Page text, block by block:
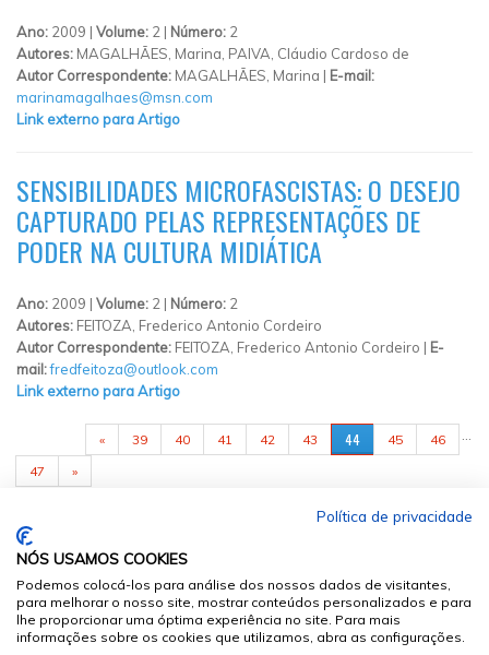
Ano: 2009 | Volume: 2 | Número: 2
Autores: MAGALHÃES, Marina, PAIVA, Cláudio Cardoso de
Autor Correspondente: MAGALHÃES, Marina | E-mail:
marinamagalhaes@msn.com
Link externo para Artigo
SENSIBILIDADES MICROFASCISTAS: O DESEJO
CAPTURADO PELAS REPRESENTAÇÕES DE
PODER NA CULTURA MIDIÁTICA
Ano: 2009 | Volume: 2 | Número: 2
Autores: FEITOZA, Frederico Antonio Cordeiro
Autor Correspondente: FEITOZA, Frederico Antonio Cordeiro | E-
mail:fredfeitoza@outlook.com
Link externo para Artigo
PÁGINAS
« 39 40 41 42 43 44 45
46
47
»
Política de privacidade
NÓS USAMOS COOKIES
Podemos colocá-los para análise dos nossos dados de visitantes,
para melhorar o nosso site, mostrar conteúdos personalizados e para
lhe proporcionar uma óptima experiência no site. Para mais
informações sobre os cookies que utilizamos, abra as configurações.